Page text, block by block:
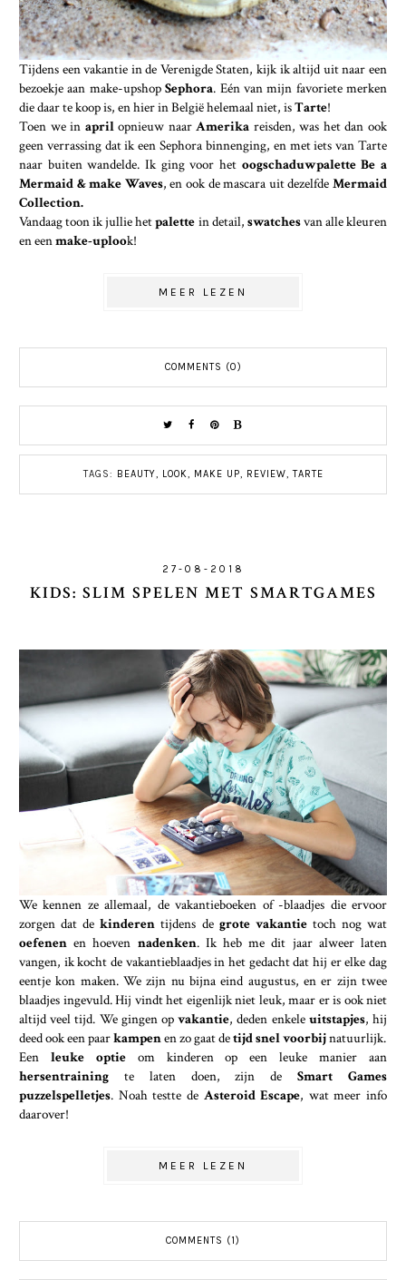
Tijdens een vakantie in de Verenigde Staten, kijk ik altijd uit naar een
bezoekje aan make-upshopSephora. Eén van mijn favoriete merken
die daar te koop is, en hier in België helemaal niet, isTarte!
Toen we in aprilopnieuw naarAmerika reisden, was het dan ook
geen verrassing dat ik een Sephora binnenging, en met iets van Tarte
naar buiten wandelde. Ik ging voor het oogschaduwpalette Be a
Mermaid & make Waves, en ook de mascara uit dezelfdeMermaid
Collection.
Vandaag toon ik jullie hetpalette in detail, swatchesvan alle kleuren
en eenmake-uplook!
MEER LEZEN
COMMENTS (0)
TAGS: BEAUTY, LOOK, MAKE UP, REVIEW,TARTE
27-08-2018
KIDS: SLIM SPELEN MET SMARTGAMES
We kennen ze allemaal, de vakantieboeken of -blaadjes die ervoor
zorgen dat dekinderentijdens de grote vakantie toch nog wat
oefenenen hoeven nadenken. Ik heb me dit jaar alweer laten
vangen, ik kocht de vakantieblaadjes in het gedacht dat hij er elke dag
eentje kon maken. We zijn nu bijna eind augustus, en er zijn twee
blaadjes ingevuld. Hij vindt het eigenlijk niet leuk, maar er is ook niet
altijd veel tijd. We gingen opvakantie, deden enkele uitstapjes, hij
deed ook een paarkampenen zo gaat detijd snel voorbijnatuurlijk.
Een leuke optieom kinderen op een leuke manier aan
hersentraining te laten doen, zijn deSmart Games
puzzelspelletjes. Noah testte de Asteroid Escape, wat meer info
daarover!
MEER LEZEN
COMMENTS (1)